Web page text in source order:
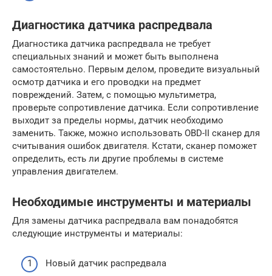
Диагностика датчика распредвала
Диагностика датчика распредвала не требует
специальных знаний и может быть выполнена
самостоятельно. Первым делом, проведите визуальный
осмотр датчика и его проводки на предмет
повреждений. Затем, с помощью мультиметра,
проверьте сопротивление датчика. Если сопротивление
выходит за пределы нормы, датчик необходимо
заменить. Также, можно использовать OBD-II сканер для
считывания ошибок двигателя. Кстати, сканер поможет
определить, есть ли другие проблемы в системе
управления двигателем.
Необходимые инструменты и материалы
Для замены датчика распредвала вам понадобятся
следующие инструменты и материалы:
Новый датчик распредвала